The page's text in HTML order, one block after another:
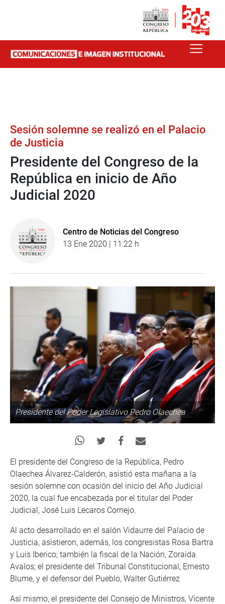
Sesión solemne se realizó en el Palacio
de Justicia
Presidente del Congreso de la
República en inicio de Año
Judicial 2020
Centro de Noticias del Congreso
13 Ene 2020 | 11:22 h
Presidente del Poder Legislativo Pedro Olaechea
El presidente del Congreso de la República, Pedro
Olaechea Álvarez-Calderón, asistió esta mañana a la
sesión solemne con ocasión del inicio del Año Judicial
2020, la cual fue encabezada por el titular del Poder
Judicial, José Luis Lecaros Cornejo.
Al acto desarrollado en el salón Vidaurre del Palacio de
Justicia, asistieron, además, los congresistas Rosa Bartra
y Luis Iberico; también la fiscal de la Nación, Zoraida
Avalos; el presidente del Tribunal Constitucional, Ernesto
Blume, y el defensor del Pueblo, Walter Gutiérrez
Así mismo, el presidente del Consejo de Ministros, Vicente